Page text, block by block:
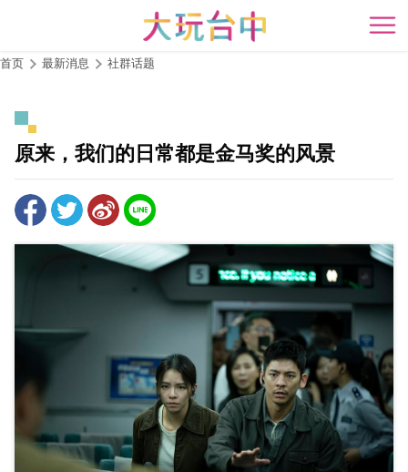
主
要
开
首页 最新消息 社群话题
原来，我们的日常都是金马奖的风景